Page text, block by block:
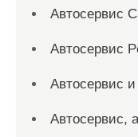
Автосервис
Автосервис
Автосервис
Автосервис,